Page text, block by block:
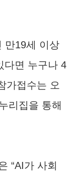
만19세 이상
다면 누구나 4
가접수는 오
리집을 통해
“AI가 사회